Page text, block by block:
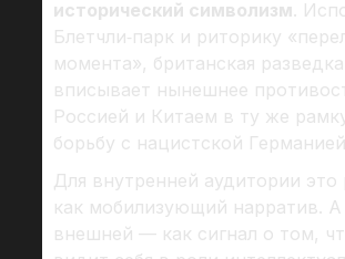
исторический символизм.
Блетчли‑парк и риторику
момента», британская разведка
вписывает нынешнее
Россией и Китаем в ту же
борьбу с нацистской
Для внутренней аудитории это
как мобилизующий нарратив. А
внешней — как сигнал о том,